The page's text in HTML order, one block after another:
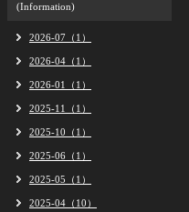
(Information)
2026-07（1）
2026-04（1）
2026-01（1）
2025-11（1）
2025-10（1）
2025-06（1）
2025-05（1）
2025-04（10）